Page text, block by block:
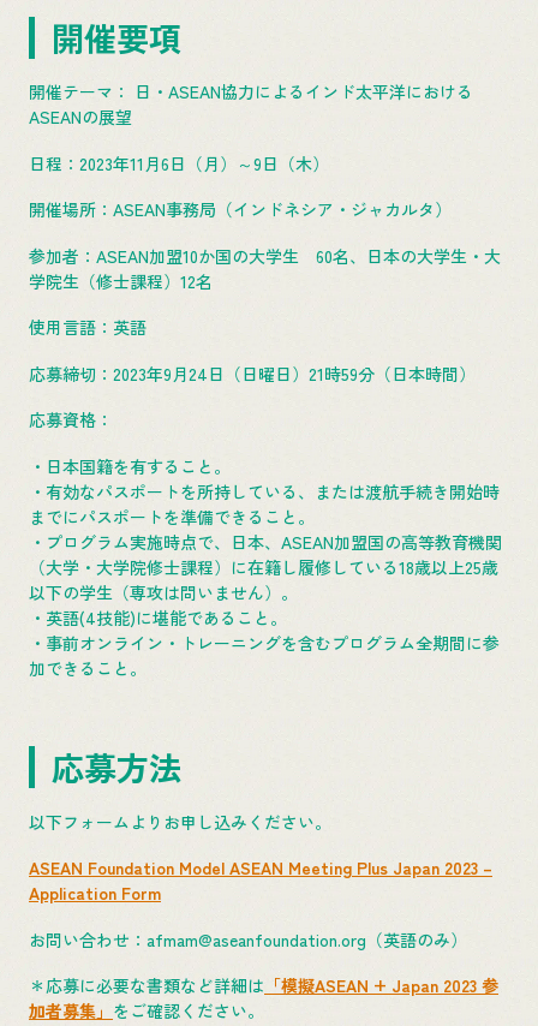
開催要項
開催テーマ： 日・ASEAN協力によるインド太平洋における
ASEANの展望
日程：2023年11月6日（月）～9日（木）
開催場所：ASEAN事務局（インドネシア・ジャカルタ）
参加者：ASEAN加盟10か国の大学生 60名、日本の大学生・大
学院生（修士課程）12名
使用言語：英語
応募締切：2023年9月24日（日曜日）21時59分（日本時間）
応募資格：
・日本国籍を有すること。
・有効なパスポートを所持している、または渡航手続き開始時
までにパスポートを準備できること。
・プログラム実施時点で、日本、ASEAN加盟国の高等教育機関
（大学・大学院修士課程）に在籍し履修している18歳以上25歳
以下の学生（専攻は問いません）。
・英語(4技能)に堪能であること。
・事前オンライン・トレーニングを含むプログラム全期間に参
加できること。
応募方法
以下フォームよりお申し込みください。
ASEAN Foundation Model ASEAN Meeting Plus Japan 2023 –
Application Form
お問い合わせ：afmam@aseanfoundation.org（英語のみ）
＊応募に必要な書類など詳細は 「模擬ASEAN + Japan 2023 参
加者募集」 をご確認ください。